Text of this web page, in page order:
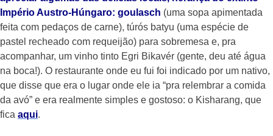
Império Austro-Húngaro: goulasch (uma sopa apimentada
feita com pedaços de carne), túrós batyu (uma espécie de
pastel recheado com requeijão) para sobremesa e, pra
acompanhar, um vinho tinto Egri Bikavér (gente, deu até água
na boca!). O restaurante onde eu fui foi indicado por um nativo,
que disse que era o lugar onde ele ia “pra relembrar a comida
da avó” e era realmente simples e gostoso: o Kisharang, que
fica aqui.